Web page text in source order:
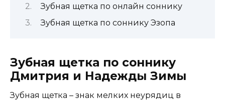
Зубная щетка по онлайн соннику
Зубная щетка по соннику Эзопа
Зубная щетка по соннику
Дмитрия и Надежды Зимы
Зубная щетка – знак мелких неурядиц в